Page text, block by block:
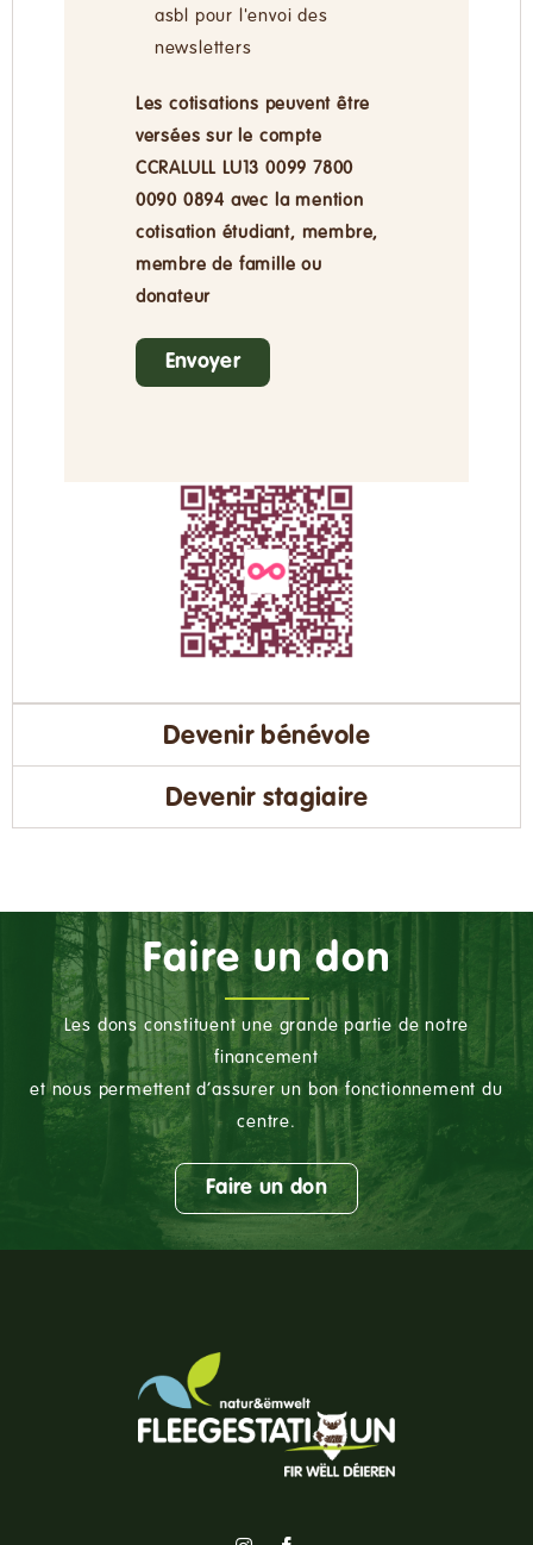
asbl pour l'envoi des
newsletters
Les cotisations peuvent être
versées sur le compte
CCRALULL LU13 0099 7800
0090 0894 avec la mention
cotisation étudiant, membre,
membre de famille ou
donateur
Devenir bénévole
Devenir stagiaire
Faire un don
Les dons constituent une grande partie de notre
financement
et nous permettent d’assurer un bon fonctionnement du
centre.
Faire un don